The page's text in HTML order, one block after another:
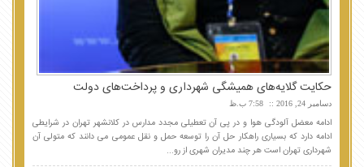
حکایت گلایه‌های همیشگی شهرداری و پرداخت‌های دولت
دسامبر 24, 2016 7:58 ب.ظ
ادامه معضل آلودگی هوا و در پی آن تعطیلی مجدد مدارس در کلانشهر تهران در شرایطی
ادامه دارد که بسیاری راهکار حل آن را توسعه حمل و نقل عمومی می دانند که متولی آن
شهرداری تهران است هر چند مدیران شهری از رو...